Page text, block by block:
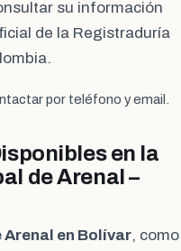
su información
de la Registraduría
por teléfono y email.
en la
de Arenal –
en Bolívar, como